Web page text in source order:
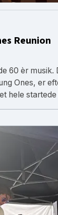
Reunion
60 èr musik.
Ones, er
hele startede